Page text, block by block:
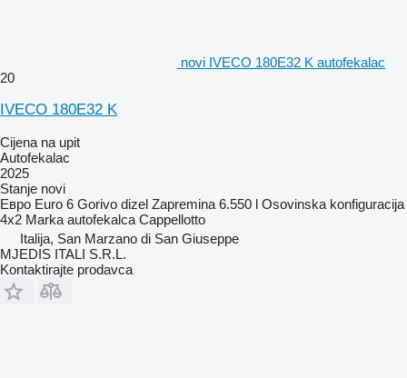
novi IVECO 180E32 K autofekalac
20
IVECO 180E32 K
Cijena na upit
Autofekalac
2025
Stanje novi
Евро Euro 6 Gorivo dizel Zapremina 6.550 l Osovinska konfiguracija
4x2 Marka autofekalca Cappellotto
Italija, San Marzano di San Giuseppe
MJEDIS ITALI S.R.L.
Kontaktirajte prodavca